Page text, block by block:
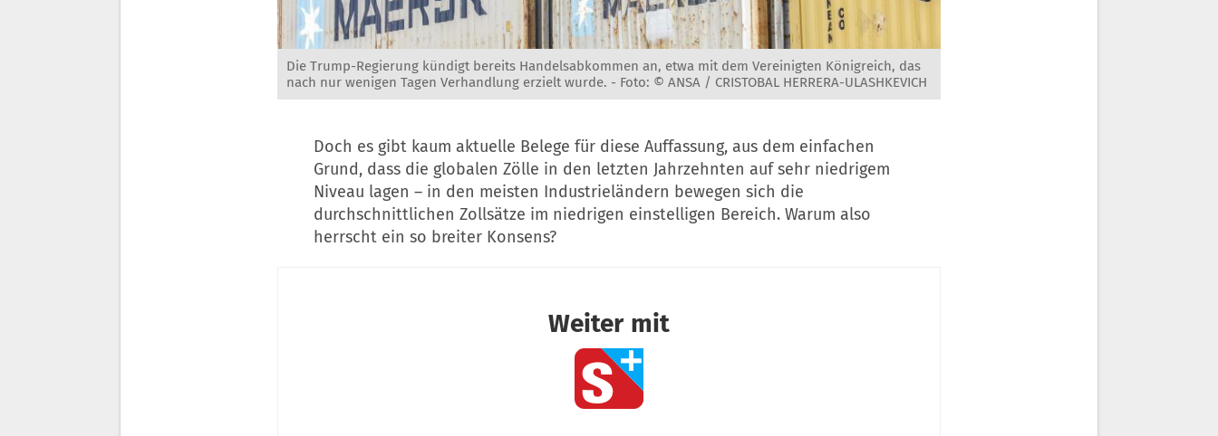
Die Trump-Regierung kündigt bereits Handelsabkommen an, etwa mit dem Vereinigten Königreich, das
nach nur wenigen Tagen Verhandlung erzielt wurde. - Foto: © ANSA / CRISTOBAL HERRERA-ULASHKEVICH
Doch es gibt kaum aktuelle Belege für diese Auffassung, aus dem einfachen
Grund, dass die globalen Zölle in den letzten Jahrzehnten auf sehr niedrigem
Niveau lagen – in den meisten Industrieländern bewegen sich die
durchschnittlichen Zollsätze im niedrigen einstelligen Bereich. Warum also
herrscht ein so breiter Konsens?